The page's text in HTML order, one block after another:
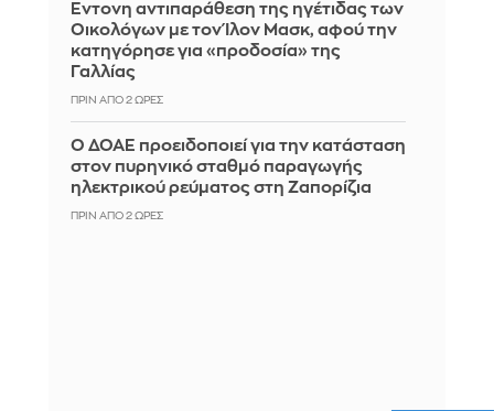
Έντονη αντιπαράθεση της ηγέτιδας των
Οικολόγων με τον Ίλον Μασκ, αφού την
κατηγόρησε για «προδοσία» της
Γαλλίας
ΠΡΙΝ ΑΠΌ 2 ΏΡΕΣ
Ο ΔΟΑΕ προειδοποιεί για την κατάσταση
στον πυρηνικό σταθμό παραγωγής
ηλεκτρικού ρεύματος στη Ζαπορίζια
ΠΡΙΝ ΑΠΌ 2 ΏΡΕΣ